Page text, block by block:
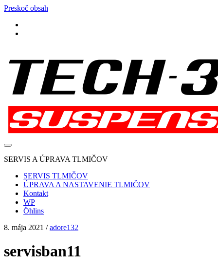
Preskoč obsah
377
Suspension
SERVIS A ÚPRAVA TLMIČOV
SERVIS TLMIČOV
ÚPRAVA A NASTAVENIE TLMIČOV
Kontakt
WP
Öhlins
8. mája 2021 /adore132
servisban11